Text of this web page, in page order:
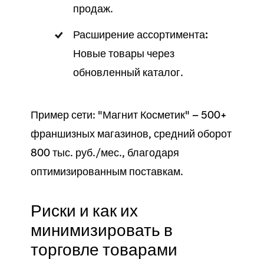
продаж.
Расширение ассортимента:
Новыетовары через
обновленный каталог.
Пример сети: "Магнит Косметик" — 500+
франшизных магазинов, средний оборот
800 тыс. руб./мес., благодаря
оптимизированным поставкам.
Риски и как их
минимизировать в
торговле товарами